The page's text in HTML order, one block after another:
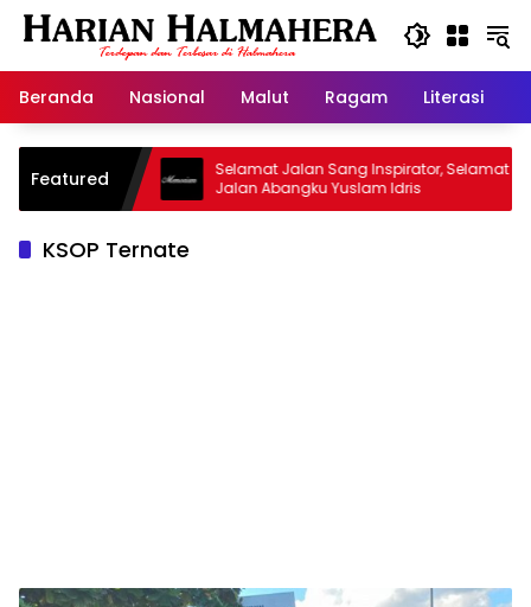
Langsung
Beranda
Nasional Malut Ragam Literasi
Featured
Warisan
Selamat Jalan Sang Inspirator, Selamat
Jalan Abangku Yuslam Idris
KSOP Ternate